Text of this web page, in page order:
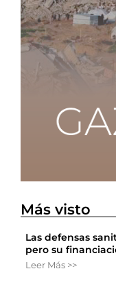
Más visto
Las defensas
pero su
Leer Más >>